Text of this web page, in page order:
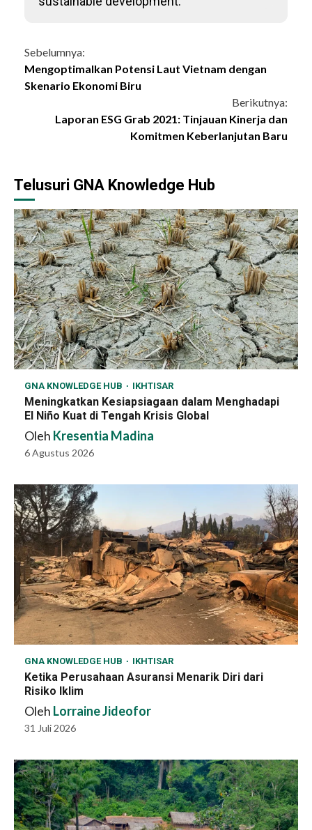
Continue
Reading
Sebelumnya:
Mengoptimalkan Potensi Laut Vietnam dengan
Skenario Ekonomi Biru
Berikutnya:
Laporan ESG Grab 2021: Tinjauan Kinerja dan
Komitmen Keberlanjutan Baru
Telusuri GNA Knowledge Hub
GNA KNOWLEDGE HUB IKHTISAR
Meningkatkan Kesiapsiagaan dalam Menghadapi
El Niño Kuat di Tengah Krisis Global
Oleh Kresentia Madina
6 Agustus 2026
GNA KNOWLEDGE HUB IKHTISAR
Ketika Perusahaan Asuransi Menarik Diri dari
Risiko Iklim
Oleh Lorraine Jideofor
31 Juli 2026